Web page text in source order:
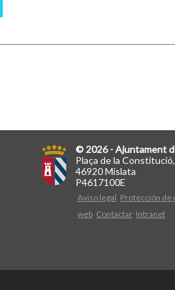
© 2026 - Ajuntament
Plaça de la
46920 Mislata
P4617100E
Aviso legal Protección de
web Contactar Intranet